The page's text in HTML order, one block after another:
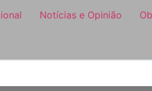
Notícias e Opinião